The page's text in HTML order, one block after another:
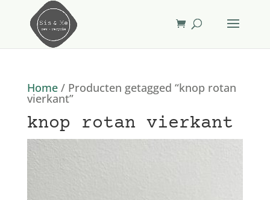
Home/ Producten getagged “knop rotan
vierkant”
knop rotan vierkant